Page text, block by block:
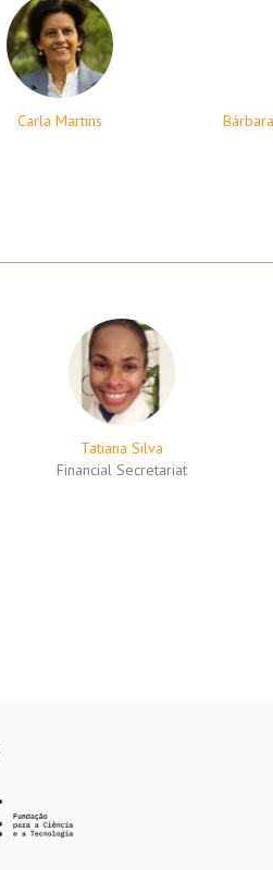
Carla Martins
Tatiana Silva
Financial Secretariat